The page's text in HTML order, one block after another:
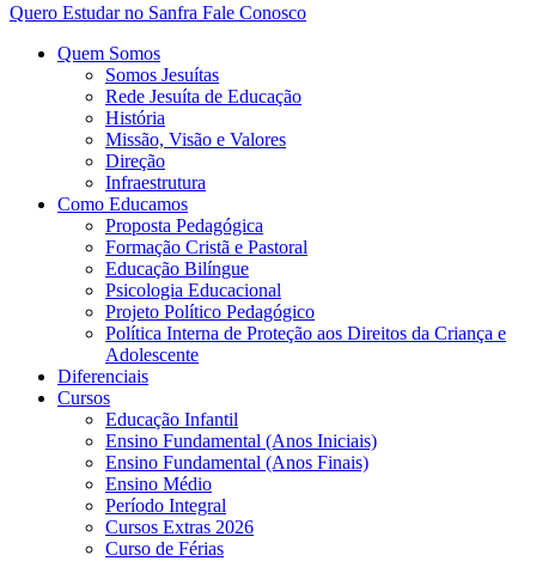
Quero Estudar no Sanfra Fale Conosco
Quem Somos
Somos Jesuítas
Rede Jesuíta de Educação
História
Missão, Visão e Valores
Direção
Infraestrutura
Como Educamos
Proposta Pedagógica
Formação Cristã e Pastoral
Educação Bilíngue
Psicologia Educacional
Projeto Político Pedagógico
Política Interna de Proteção aos Direitos da Criança e
Adolescente
Diferenciais
Cursos
Educação Infantil
Ensino Fundamental (Anos Iniciais)
Ensino Fundamental (Anos Finais)
Ensino Médio
Período Integral
Cursos Extras 2026
Curso de Férias